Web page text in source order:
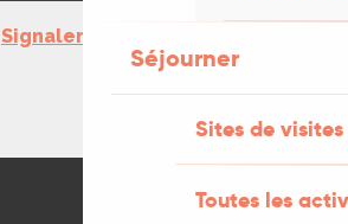
Séjourner
Sites de visites
Toutes les
Signaler une erreur